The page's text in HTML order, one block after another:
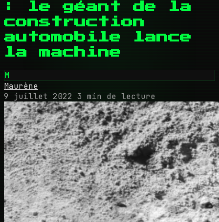
: le géant de la
construction
automobile lance
la machine
M
Maurène
9 juillet 2022 3 min de lecture